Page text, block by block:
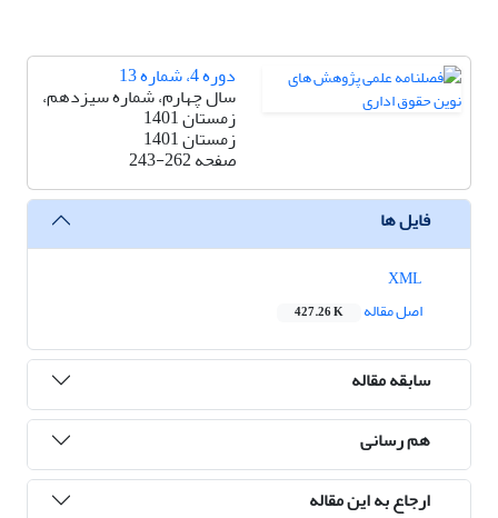
دوره 4، شماره 13
سال چهارم، شماره سیزدهم،
زمستان 1401
زمستان 1401
صفحه243-262
فایل ها
اصل مقاله
427.26 K
سابقه مقاله
هم رسانی
ارجاع به این مقاله